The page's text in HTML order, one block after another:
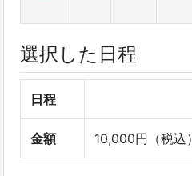
選択した日程
日程
金額 10,000円（税込）